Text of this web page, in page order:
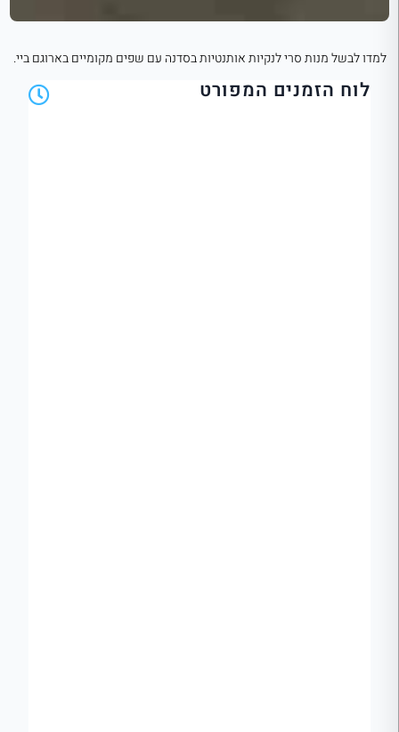
למדו לבשל מנות סרי לנקיות אותנטיות בסדנה עם שפים מקומיים בארוגם ביי.
לוח הזמנים המפורט